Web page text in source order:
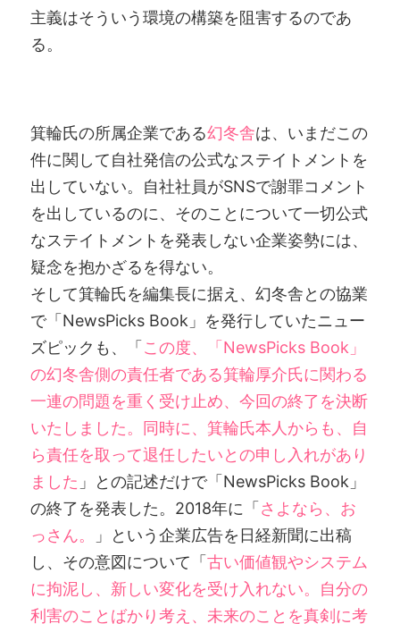
主義はそういう環境の構築を阻害するのであ
る。
箕輪氏の所属企業である幻冬舎は、いまだこの
件に関して自社発信の公式なステイトメントを
出していない。自社社員がSNSで謝罪コメント
を出しているのに、そのことについて一切公式
なステイトメントを発表しない企業姿勢には、
疑念を抱かざるを得ない。
そして箕輪氏を編集長に据え、幻冬舎との協業
で「NewsPicks Book」を発行していたニュー
ズピックも、「 この度、「NewsPicks Book」
の幻冬舎側の責任者である箕輪厚介氏に関わる
一連の問題を重く受け止め、今回の終了を決断
いたしました。同時に、箕輪氏本人からも、自
ら責任を取って退任したいとの申し入れがあり
ました 」との記述だけで「NewsPicks Book」
の終了を発表した。2018年に「 さよなら、お
っさん。
」という企業広告を日経新聞に出稿
し、その意図について「 古い価値観やシステム
に拘泥し、新しい変化を受け入れない。自分の
利害のことばかり考え、未来のことを真剣に考